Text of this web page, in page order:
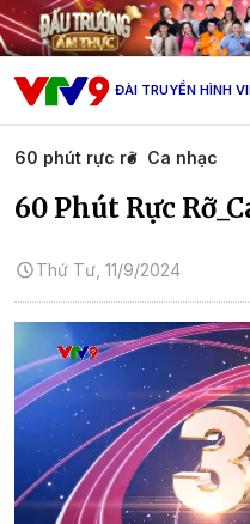
ĐÀI TRUYỀN HÌNH
60 phút rực rỡ Ca nhạc
60 Phút Rực
Thứ Tư, 11/9/2024